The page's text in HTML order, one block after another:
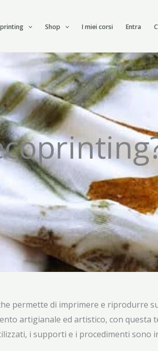
Shop I miei corsi Entra
permette di imprimere e riprodurre
artigianale ed artistico, con questa
i supporti e i procedimenti sono